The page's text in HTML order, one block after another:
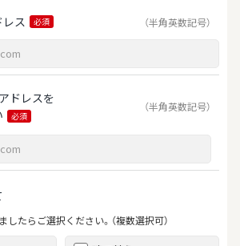
ス 必須 （半角英数記号）
ドレスを
必須
（半角英数記号）
たらご選択ください。（複数選択可）